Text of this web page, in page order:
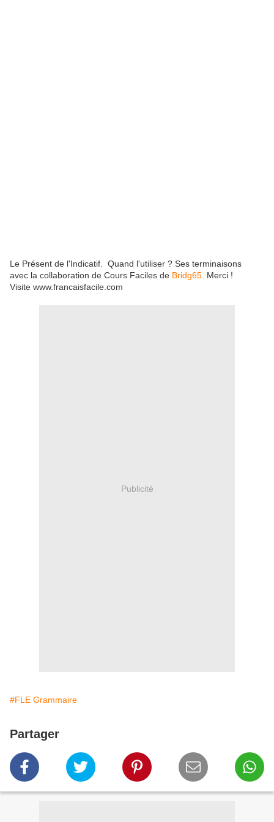
Le Présent de l'Indicatif. Quand l'utiliser ? Ses terminaisons
avec la collaboration de Cours Faciles de Bridg65. Merci !
Visite www.francaisfacile.com
Publicité
#FLE Grammaire
Partager